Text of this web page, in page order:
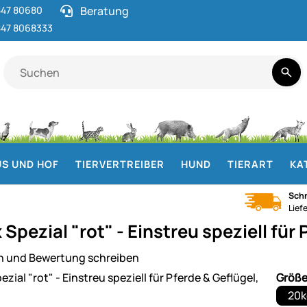
80680
8068333
Beratung
UND HOF TIERVERTREIBER HUND TIERART
"rot" - Einstreu speziell für
und Bewertung schreiben
Größe